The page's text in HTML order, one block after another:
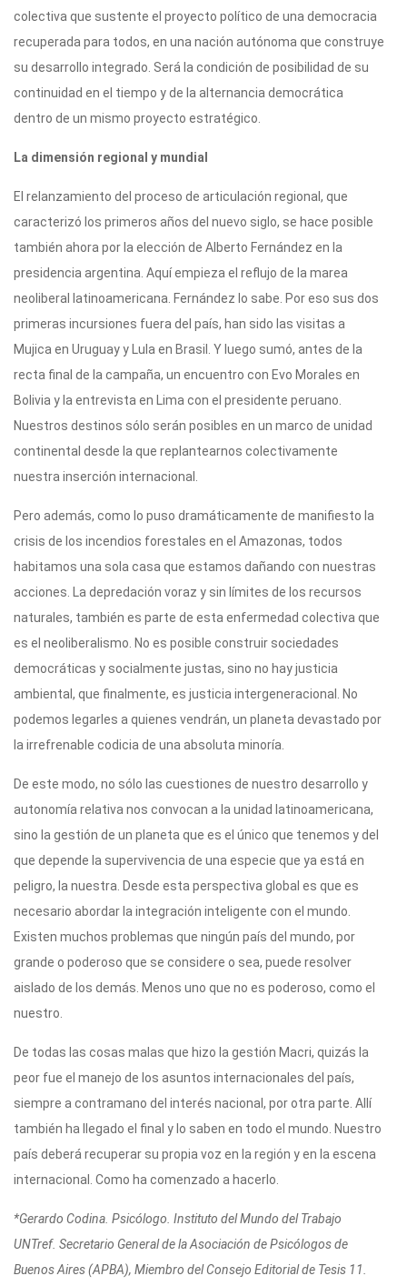
colectiva que sustente el proyecto político de una democracia
recuperada para todos, en una nación autónoma que construye
su desarrollo integrado. Será la condición de posibilidad de su
continuidad en el tiempo y de la alternancia democrática
dentro de un mismo proyecto estratégico.
La dimensión regional y mundial
El relanzamiento del proceso de articulación regional, que
caracterizó los primeros años del nuevo siglo, se hace posible
también ahora por la elección de Alberto Fernández en la
presidencia argentina. Aquí empieza el reflujo de la marea
neoliberal latinoamericana. Fernández lo sabe. Por eso sus dos
primeras incursiones fuera del país, han sido las visitas a
Mujica en Uruguay y Lula en Brasil. Y luego sumó, antes de la
recta final de la campaña, un encuentro con Evo Morales en
Bolivia y la entrevista en Lima con el presidente peruano.
Nuestros destinos sólo serán posibles en un marco de unidad
continental desde la que replantearnos colectivamente
nuestra inserción internacional.
Pero además, como lo puso dramáticamente de manifiesto la
crisis de los incendios forestales en el Amazonas, todos
habitamos una sola casa que estamos dañando con nuestras
acciones. La depredación voraz y sin límites de los recursos
naturales, también es parte de esta enfermedad colectiva que
es el neoliberalismo. No es posible construir sociedades
democráticas y socialmente justas, sino no hay justicia
ambiental, que finalmente, es justicia intergeneracional. No
podemos legarles a quienes vendrán, un planeta devastado por
la irrefrenable codicia de una absoluta minoría.
De este modo, no sólo las cuestiones de nuestro desarrollo y
autonomía relativa nos convocan a la unidad latinoamericana,
sino la gestión de un planeta que es el único que tenemos y del
que depende la supervivencia de una especie que ya está en
peligro, la nuestra. Desde esta perspectiva global es que es
necesario abordar la integración inteligente con el mundo.
Existen muchos problemas que ningún país del mundo, por
grande o poderoso que se considere o sea, puede resolver
aislado de los demás. Menos uno que no es poderoso, como el
nuestro.
De todas las cosas malas que hizo la gestión Macri, quizás la
peor fue el manejo de los asuntos internacionales del país,
siempre a contramano del interés nacional, por otra parte. Allí
también ha llegado el final y lo saben en todo el mundo. Nuestro
país deberá recuperar su propia voz en la región y en la escena
internacional. Como ha comenzado a hacerlo.
*Gerardo Codina. Psicólogo. Instituto del Mundo del Trabajo
UNTref. Secretario General de la Asociación de Psicólogos de
Buenos Aires (APBA), Miembro del Consejo Editorial de Tesis 11.